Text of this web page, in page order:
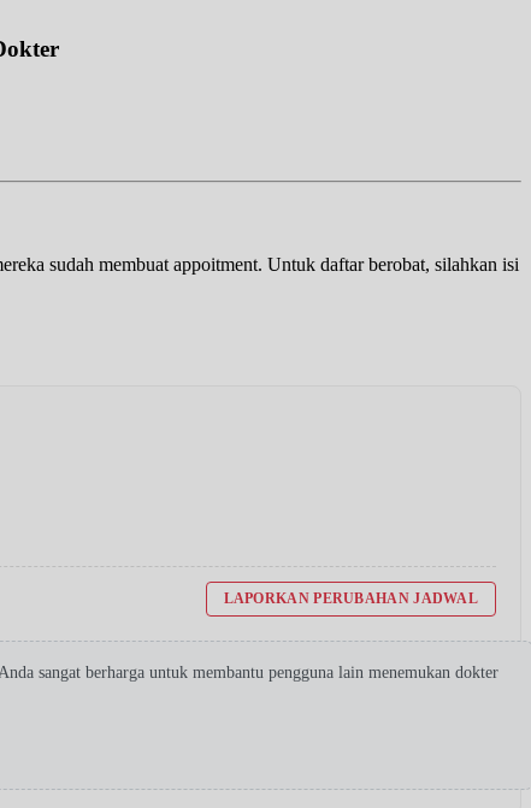
sudah membuat appoitment. Untuk daftar berobat, silahkan isi
LAPORKAN PERUBAHAN JADWAL
sangat berharga untuk membantu pengguna lain menemukan dokter